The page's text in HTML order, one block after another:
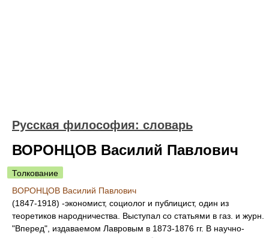
Русская философия: словарь
ВОРОНЦОВ Василий Павлович
Толкование
ВОРОНЦОВ Василий Павлович
(1847-1918) -экономист, социолог и публицист, один из
теоретиков народничества. Выступал со статьями в газ. и журн.
"Вперед", издаваемом Лавровым в 1873-1876 гг. В научно-